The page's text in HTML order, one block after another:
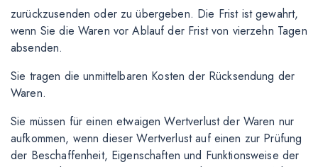
zurückzusenden oder zu übergeben. Die Frist ist gewahrt,
wenn Sie die Waren vor Ablauf der Frist von vierzehn Tagen
absenden.
Sie tragen die unmittelbaren Kosten der Rücksendung der
Waren.
Sie müssen für einen etwaigen Wertverlust der Waren nur
aufkommen, wenn dieser Wertverlust auf einen zur Prüfung
der Beschaffenheit, Eigenschaften und Funktionsweise der